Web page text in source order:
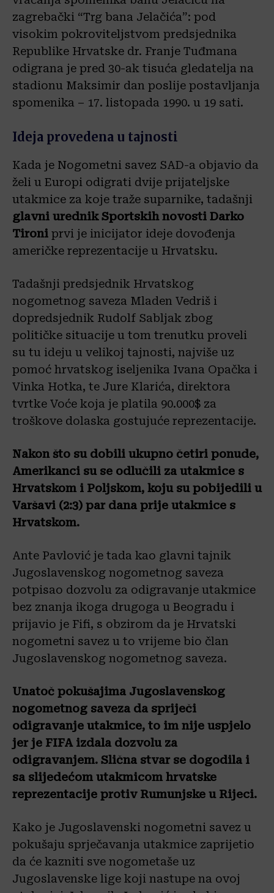
zagrebački “Trg bana Jelačića”: pod
visokim pokroviteljstvom predsjednika
Republike Hrvatske dr. Franje Tuđmana
odigrana je pred 30-ak tisuća gledatelja na
stadionu Maksimir dan poslije postavljanja
spomenika – 17. listopada 1990. u 19 sati.
Ideja provedena u tajnosti
Kada je Nogometni savez SAD-a objavio da
želi u Europi odigrati dvije prijateljske
utakmice za koje traže suparnike, tadašnji
glavni urednik Sportskih novosti Darko
Tironi prvi je inicijator ideje dovođenja
američke reprezentacije u Hrvatsku.
Tadašnji predsjednik Hrvatskog
nogometnog saveza Mladen Vedriš i
dopredsjednik Rudolf Sabljak zbog
političke situacije u tom trenutku proveli
su tu ideju u velikoj tajnosti, najviše uz
pomoć hrvatskog iseljenika Ivana Opačka i
Vinka Hotka, te Jure Klarića, direktora
tvrtke Voće koja je platila 90.000$ za
troškove dolaska gostujuće reprezentacije.
Nakon što su dobili ukupno četiri ponude,
Amerikanci su se odlučili za utakmice s
Hrvatskom i Poljskom, koju su pobijedili u
Varšavi (2:3) par dana prije utakmice s
Hrvatskom.
Ante Pavlović je tada kao glavni tajnik
Jugoslavenskog nogometnog saveza
potpisao dozvolu za odigravanje utakmice
bez znanja ikoga drugoga u Beogradu i
prijavio je Fifi, s obzirom da je Hrvatski
nogometni savez u to vrijeme bio član
Jugoslavenskog nogometnog saveza.
Unatoč pokušajima Jugoslavenskog
nogometnog saveza da spriječi
odigravanje utakmice, to im nije uspjelo
jer je FIFA izdala dozvolu za
odigravanjem. Slična stvar se dogodila i
sa slijedećom utakmicom hrvatske
reprezentacije protiv Rumunjske u Rijeci.
Kako je Jugoslavenski nogometni savez u
pokušaju sprječavanja utakmice zaprijetio
da će kazniti sve nogometaše uz
Jugoslavenske lige koji nastupe na ovoj